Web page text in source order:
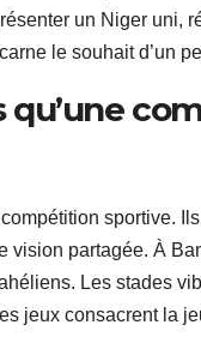
un Niger uni,
le souhait d’un
qu’une
sportive.
partagée. À
Les stades
jeux consacrent la